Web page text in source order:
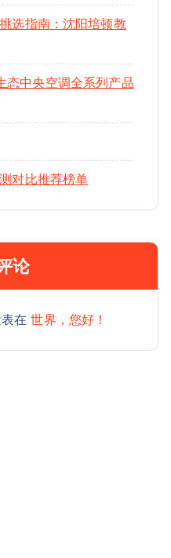
选指南：沈阳培顿教
态中央空调全系列产品
对比推荐榜单
论
在世界，您好！